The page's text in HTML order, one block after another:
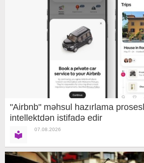
"Airbnb" məhsul hazırlama
intellektdən istifadə edir
07.08.2026